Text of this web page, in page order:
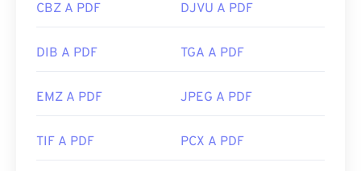
CBZ A PDF DJVU A PDF
DIB A PDF TGA A PDF
EMZ A PDF JPEG A PDF
TIF A PDF PCX A PDF